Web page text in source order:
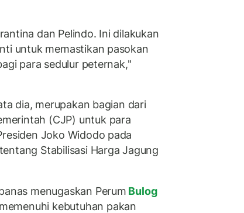
dan Pelindo. Ini dilakukan
untuk memastikan pasokan
para sedulur peternak,"
dia, merupakan bagian dari
(CJP) untuk para
Joko Widodo pada
Stabilisasi Harga Jagung
menugaskan Perum Bulog
kebutuhan pakan